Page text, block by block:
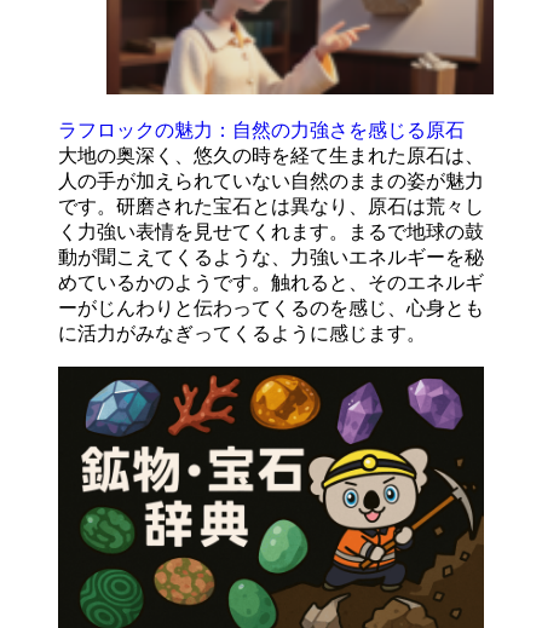
ラフロックの魅力：自然の力強さを感じる原石
大地の奥深く、悠久の時を経て生まれた原石は、
人の手が加えられていない自然のままの姿が魅力
です。研磨された宝石とは異なり、原石は荒々し
く力強い表情を見せてくれます。まるで地球の鼓
動が聞こえてくるような、力強いエネルギーを秘
めているかのようです。触れると、そのエネルギ
ーがじんわりと伝わってくるのを感じ、心身とも
に活力がみなぎってくるように感じます。